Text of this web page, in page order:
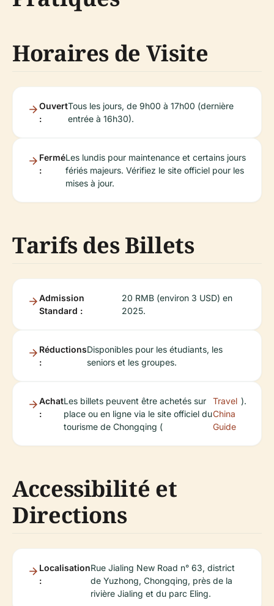
Horaires de Visite
Ouvert
:
Tous les jours, de 9h00 à 17h00 (dernière
entrée à 16h30).
Fermé
:
Les lundis pour maintenance et certains jours
fériés majeurs. Vérifiez le site officiel pour les
mises à jour.
Tarifs des Billets
Admission
Standard :
20 RMB (environ 3 USD) en
2025.
Réductions
:
Disponibles pour les étudiants, les
seniors et les groupes.
Achat
:
Les billets peuvent être achetés sur
place ou en ligne via le site officiel du
tourisme de Chongqing (
Travel
China
Guide
).
Accessibilité et
Directions
Localisation
:
Rue Jialing New Road n° 63, district
de Yuzhong, Chongqing, près de la
rivière Jialing et du parc Eling.